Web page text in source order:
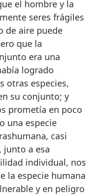
el hombre y la
seres frágiles
de aire puede
que la
era una
logrado
otras especies,
su conjunto; y
prometía en poco
una especie
casi
junto a esa
individual, nos
la especie humana
y en peligro